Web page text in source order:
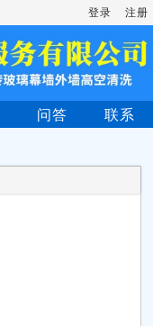
登录 注册
问答 联系